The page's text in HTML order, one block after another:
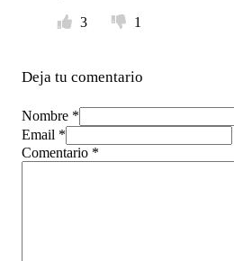
3
1
Deja tu comentario
Nombre *
Email *
Comentario *